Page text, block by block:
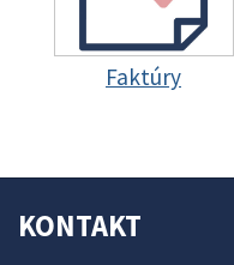
Faktúry
KONTAKT